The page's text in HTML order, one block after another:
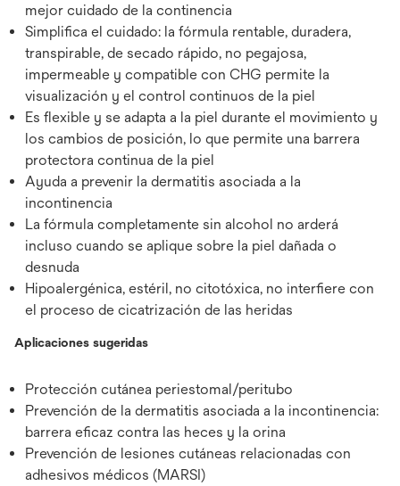
mejor cuidado de la continencia
Simplifica el cuidado: la fórmula rentable, duradera,
transpirable, de secado rápido, no pegajosa,
impermeable y compatible con CHG permite la
visualización y el control continuos de la piel
Es flexible y se adapta a la piel durante el movimiento y
los cambios de posición, lo que permite una barrera
protectora continua de la piel
Ayuda a prevenir la dermatitis asociada a la
incontinencia
La fórmula completamente sin alcohol no arderá
incluso cuando se aplique sobre la piel dañada o
desnuda
Hipoalergénica, estéril, no citotóxica, no interfiere con
el proceso de cicatrización de las heridas
Aplicaciones sugeridas
Protección cutánea periestomal/peritubo
Prevención de la dermatitis asociada a la incontinencia:
barrera eficaz contra las heces y la orina
Prevención de lesiones cutáneas relacionadas con
adhesivos médicos (MARSI)